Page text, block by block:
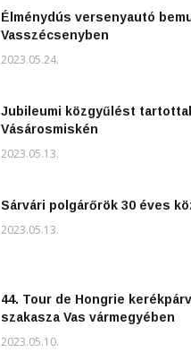
Élménydús versenyautó
Vasszécsenyben
2023.05.24.
Jubileumi közgyűlést
Vásárosmiskén
2023.05.13.
Sárvári polgárőrök 30 éves
2023.05.13.
44. Tour de Hongrie
szakasza Vas vármegyében
2023.05.10.